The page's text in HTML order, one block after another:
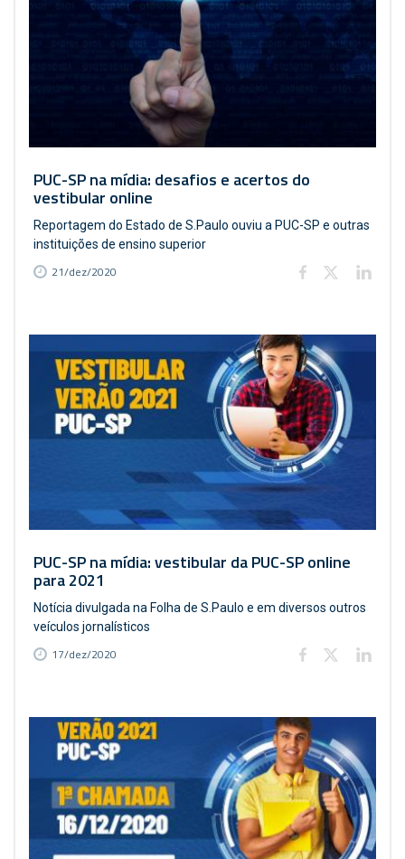
PUC-SP na mídia: desafios e acertos do
vestibular online
Reportagem do Estado de S.Paulo ouviu a PUC-SP e outras
instituições de ensino superior
21/dez/2020
PUC-SP na mídia: vestibular da PUC-SP online
para 2021
Notícia divulgada na Folha de S.Paulo e em diversos outros
veículos jornalísticos
17/dez/2020